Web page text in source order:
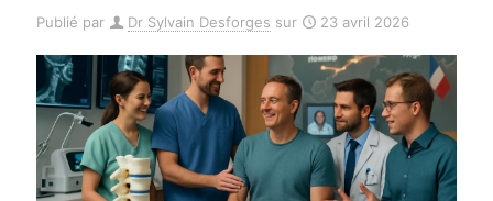
Publié par Dr Sylvain Desforges sur 23 avril 2026